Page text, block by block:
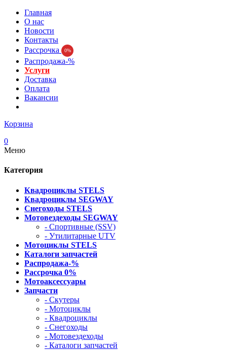
Главная
О нас
Новости
Контакты
Рассрочка
0%
Распродажа-%
Услуги
Доставка
Оплата
Вакансии
Корзина
0
Меню
Категория
Квадроциклы STELS
Квадроциклы SEGWAY
Снегоходы STELS
Мотовездеходы SEGWAY
- Спортивные (SSV)
- Утилитарные UTV
Мотоциклы STELS
Каталоги запчастей
Распродажа-%
Рассрочка 0%
Мотоаксессуары
Запчасти
- Скутеры
- Мотоциклы
- Квадроциклы
- Снегоходы
- Мотовездеходы
- Каталоги запчастей